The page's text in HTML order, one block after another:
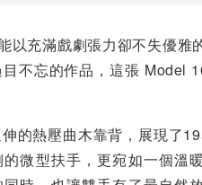
以充滿戲劇張力卻不失優雅
不忘的作品，這張 Model
的熱壓曲木靠背，展現了
微型扶手，更宛如一個溫